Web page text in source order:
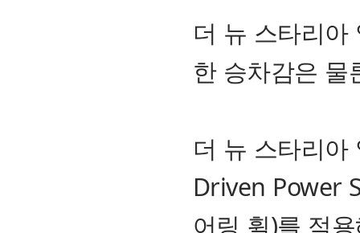
더 뉴 스타리
한 승차감은 물
더 뉴 스타리
Driven Power
어링 휠)를 적